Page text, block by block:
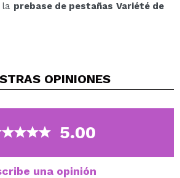
prebase de pestañas Variété de
es una herramienta
prepara tus pestañas para el
está enriquecida con ácido
un cuidado profundo,
saludables.
OPINIONES
5.00
una opinión